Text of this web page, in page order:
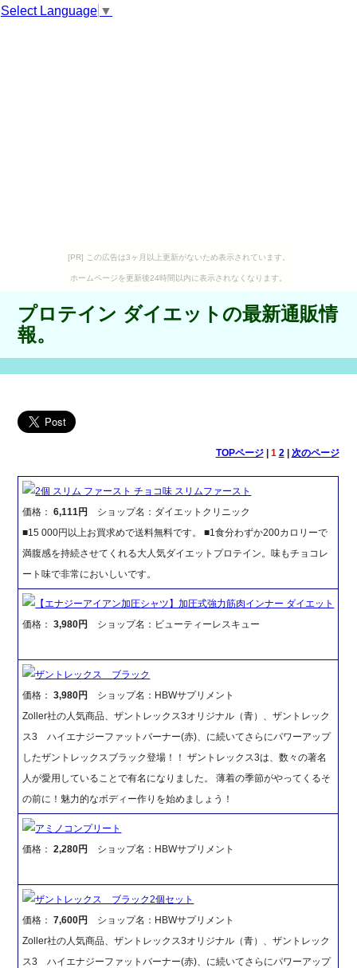
Select Language ▼
[PR] この広告は3ヶ月以上更新がないため表示されています。
ホームページを更新後24時間以内に表示されなくなります。
プロテイン ダイエットの最新通販情
報。
TOPページ| 1 2| 次のページ
2個 スリム ファースト チョコ味 スリムファースト
価格：6,111円
ショップ名：ダイエットクリニック
■15 000円以上お買求めで送料無料です。 ■1食分わずか200カロリーで
満腹感を持続させてくれる大人気ダイエットプロテイン。味もチョコレ
ート味で非常においしいです。
【エナジーアイアン加圧シャツ】加圧式強力筋肉インナー ダイエット
価格：3,980円 ショップ名：ビューティーレスキュー
ザントレックス ブラック
価格：3,980円
ショップ名：HBWサプリメント
Zoller社の人気商品、ザントレックス3オリジナル（青）、ザントレック
ス3 ハイエナジーファットバーナー(赤)、に続いてさらにパワーアップ
したザントレックスブラック登場！！ ザントレックス3は、数々の著名
人が愛用していることで有名になりました。 薄着の季節がやってくるそ
の前に！魅力的なボディー作りを始めましょう！
アミノコンプリート
価格：2,280円 ショップ名：HBWサプリメント
ザントレックス ブラック2個セット
価格：7,600円
ショップ名：HBWサプリメント
Zoller社の人気商品、ザントレックス3オリジナル（青）、ザントレック
ス3 ハイエナジーファットバーナー(赤)、に続いてさらにパワーアップ